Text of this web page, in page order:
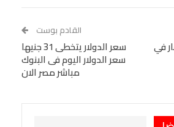
StumbleUpon
VK
BlackBerry
Viber
في
القادم بوست
سعر الدولار يتخطى 31 جنيها
سعر الدولار اليوم فى البنوك
مباشر مصر الان